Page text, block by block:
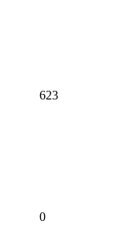
623
0